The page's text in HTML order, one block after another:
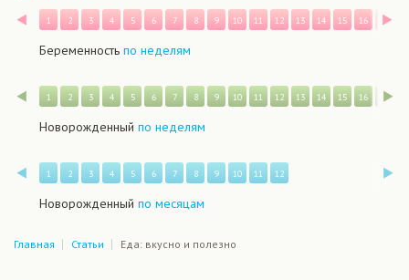
Назад
1 2 3 4 5 6 7 8 9 10 11 12 13 14 15 16 17
Беременность по неделям
Назад
1 2 3 4 5 6 7 8 9 10 11 12 13 14 15 16 17
Новорожденный по неделям
Назад
1 2 3 4 5 6 7 8 9 10 11 12
Новорожденный по месяцам
Главная Статьи Еда: вкусно и полезно